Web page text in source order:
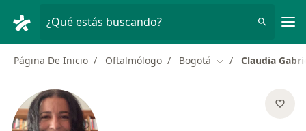
¿Qué estás buscando?
Página De Inicio Oftalmólogo Bogotá Cambiar de ciudad
Claudia